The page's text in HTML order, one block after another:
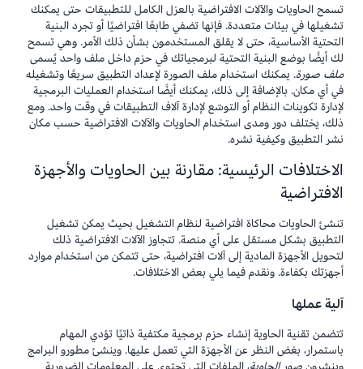
تسمح الحاويات والآلات الافتراضية بالعزل الكامل للتطبيقات حتى يمكنك
تشغيلها في بيئات متعددة. فإنها تضفي طابعًا افتراضيًا أو تجرد البنية
التحتية الأساسية، حتى لا يقلق المستخدمون بشأن ذلك الأمر. وهي تسمح
لك أيضًا بوضع البنية التحتية لبرمجياتك في حزم داخل ملف واحد يُسمى
ملف صورة. يمكنك استخدام ملف الصورة لإعداد التطبيق سريعًا وتشغيله
في أي مكان. بالإضافة إلى ذلك، يمكنك أيضًا استخدام العمليات البرمجية
لإدارة تكوينات النظام أو التوسّع لإدارة آلاف التطبيقات في وقت واحد. ومع
ذلك، يختلف دور ومدى استخدام الحاويات والآلات الافتراضية حسب مكان
نشر التطبيق وكيفية نشره.
الاختلافات الرئيسية: مقارنة بين الحاويات والأجهزة
الافتراضية
تنشئ الحاويات محاكاة افتراضية لنظام التشغيل بحيث يمكن تشغيل
التطبيق بشكل مستقل على أي منصة. تتجاوز الآلات الافتراضية ذلك
لتحويل الأجهزة المادية إلى آلات افتراضية، حتى تتمكن من استخدام موارد
أجهزتك بكفاءة. ونقدم فيما يلي بعض الاختلافات.
آلية عملها
تتضمن تقنية الحاوية إنشاء حزم برمجية مكتفية ذاتيًا تؤدي المهام
باستمرار، بغض النظر عن الأجهزة التي تعمل عليها. وينشئ مطورو البرامج